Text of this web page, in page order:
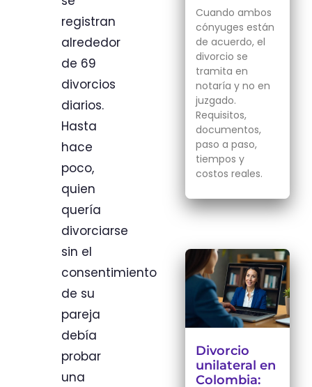
registran
alrededor
de 69
divorcios
diarios.
Hasta
hace
poco,
quien
quería
divorciarse
sin el
consentimiento
de su
pareja
debía
probar
una
Cuando ambos
cónyuges están
de acuerdo, el
divorcio se
tramita en
notaría y no en
juzgado.
Requisitos,
documentos,
paso a paso,
tiempos y
costos reales.
Divorcio
unilateral en
Colombia: